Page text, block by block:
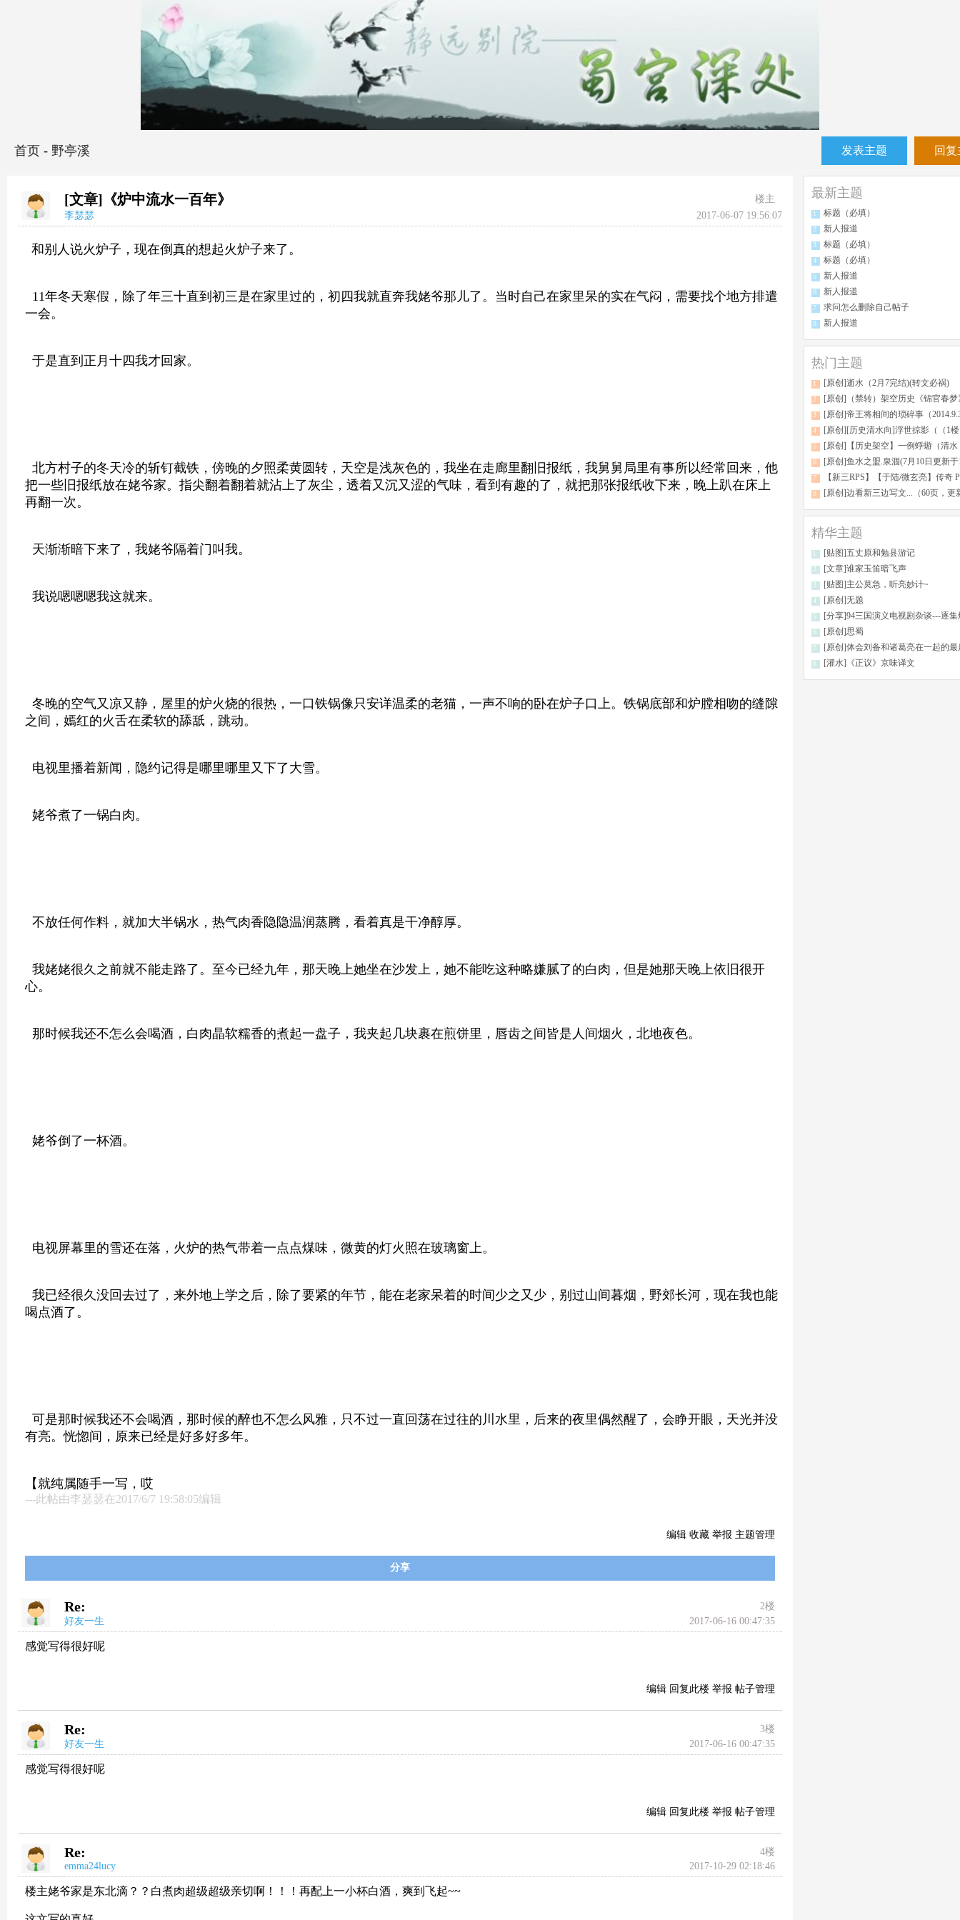
首页 - 野亭溪 发表主题 回
[文章]《炉中流水一百年》
楼主
李瑟瑟
2017-06-07 19:56:07
和别人说火炉子，现在倒真的想起火炉子来了。
11年冬天寒假，除了年三十直到初三是在家里过的，初四我就直奔我姥爷那儿了。当时自己在家里呆的实在气闷，需要找个地方排遣
一会。
于是直到正月十四我才回家。
北方村子的冬天冷的斩钉截铁，傍晚的夕照柔黄圆转，天空是浅灰色的，我坐在走廊里翻旧报纸，我舅舅局里有事所以经常回来，他
把一些旧报纸放在姥爷家。指尖翻着翻着就沾上了灰尘，透着又沉又涩的气味，看到有趣的了，就把那张报纸收下来，晚上趴在床上
再翻一次。
天渐渐暗下来了，我姥爷隔着门叫我。
我说嗯嗯嗯我这就来。
冬晚的空气又凉又静，屋里的炉火烧的很热，一口铁锅像只安详温柔的老猫，一声不响的卧在炉子口上。铁锅底部和炉膛相吻的缝隙
之间，嫣红的火舌在柔软的舔舐，跳动。
电视里播着新闻，隐约记得是哪里哪里又下了大雪。
姥爷煮了一锅白肉。
不放任何作料，就加大半锅水，热气肉香隐隐温润蒸腾，看着真是干净醇厚。
我姥姥很久之前就不能走路了。至今已经九年，那天晚上她坐在沙发上，她不能吃这种略嫌腻了的白肉，但是她那天晚上依旧很开
心。
那时候我还不怎么会喝酒，白肉晶软糯香的煮起一盘子，我夹起几块裹在煎饼里，唇齿之间皆是人间烟火，北地夜色。
姥爷倒了一杯酒。
电视屏幕里的雪还在落，火炉的热气带着一点点煤味，微黄的灯火照在玻璃窗上。
我已经很久没回去过了，来外地上学之后，除了要紧的年节，能在老家呆着的时间少之又少，别过山间暮烟，野郊长河，现在我也能
喝点酒了。
可是那时候我还不会喝酒，那时候的醉也不怎么风雅，只不过一直回荡在过往的川水里，后来的夜里偶然醒了，会睁开眼，天光并没
有亮。恍惚间，原来已经是好多好多年。
【就纯属随手一写，哎
---此帖由李瑟瑟在2017/6/7 19:58:05编辑
编辑 收藏 举报 主题管理
分享
Re: 2楼
好友一生
2017-06-16 00:47:35
感觉写得很好呢
编辑 回复此楼 举报 帖子管理
Re: 3楼
好友一生
2017-06-16 00:47:35
感觉写得很好呢
编辑 回复此楼 举报 帖子管理
Re: 4楼
emma24lucy
2017-10-29 02:18:46
楼主姥爷家是东北滴？？白煮肉超级超级亲切啊！！！再配上一小杯白酒，爽到飞起~~
最新主题
1 标题（必填）
2 新人报道
3 标题（必填）
4 标题（必填）
5 新人报道
6 新人报道
7 求问怎么删除自己帖子
8 新人报道
热门主题
1 [原创]逝水（2月7完结)(转文必祸)
2 [原创]（禁转）架空历史《锦官春梦》(10.3完坑于
3 [原创]帝王将相间的琐碎事（
4 [原创][历史清水向]浮世掠影（（1楼目录）
5 [原创]【历史架空】一例蜉蝣（清水，重生，慎入，禁转，第
6 [原创]鱼水之盟.泉涸(7月10日更新于
7 【新三RPS】【于陆/微玄亮】传奇 P166 【全
8 [原创]边看新三边写文...（60页，更新番外，但还有没完没了的100问）（
精华主题
1 [贴图]五丈原和勉县游记
2 [文章]谁家玉笛暗飞声
3 [贴图]主公莫急，听亮妙计~
4 [原创]无题
5 [分享]94三国演义电视剧杂谈---逐集爆料，堪
6 [原创]思蜀
7 [原创]体会刘备和诸葛亮在一起的最后的日子和“君
8 [灌水]《正议》京味译文